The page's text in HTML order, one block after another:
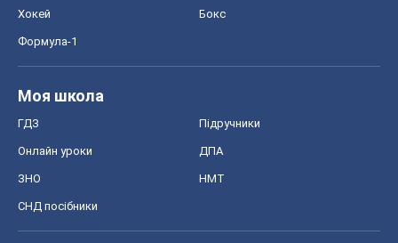
Хокей Бокс
Формула-1
Моя школа
ГДЗ Підручники
Онлайн уроки ДПА
ЗНО НМТ
СНД посібники